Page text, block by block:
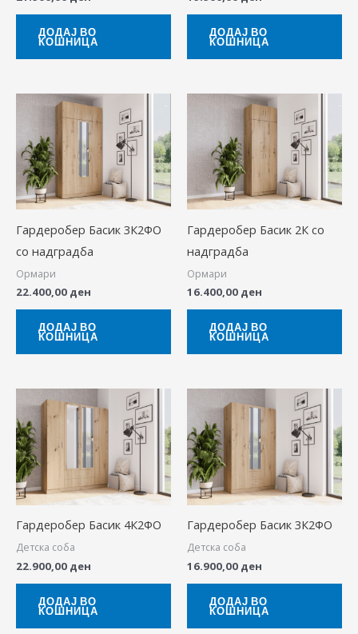
ДОДАЈ ВО
КОШНИЦА
ДОДАЈ ВО
КОШНИЦА
Гардеробер Басик 3К2ФО
со надградба
Ормари
22.400,00 ден
ДОДАЈ ВО
КОШНИЦА
Гардеробер Басик 2К со
надградба
Ормари
16.400,00 ден
ДОДАЈ ВО
КОШНИЦА
Гардеробер Басик 4К2ФО
Детска соба
22.900,00 ден
ДОДАЈ ВО
КОШНИЦА
Гардеробер Басик 3К2ФО
Детска соба
16.900,00 ден
ДОДАЈ ВО
КОШНИЦА